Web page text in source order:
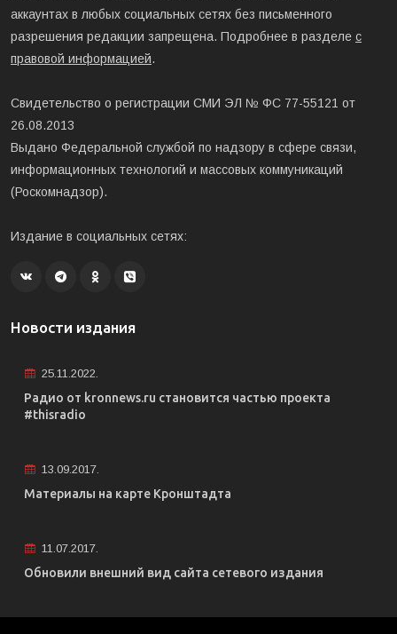
аккаунтах в любых социальных сетях без письменного
разрешения редакции запрещена. Подробнее в разделе с
правовой информацией.
Свидетельство о регистрации СМИ ЭЛ № ФС 77-55121 от
26.08.2013
Выдано Федеральной службой по надзору в сфере связи,
информационных технологий и массовых коммуникаций
(Роскомнадзор).
Издание в социальных сетях:
Новости издания
25.11.2022.
Радио от kronnews.ru становится частью проекта
#thisradio
13.09.2017.
Материалы на карте Кронштадта
11.07.2017.
Обновили внешний вид сайта сетевого издания